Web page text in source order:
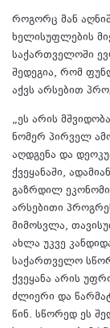
როგორც მან
ხელისუფლების
საქართველოში
შედეგია, რომ
აქვს არსებით
„ეს არის
ნომერ პირველ
აღდგენა და
ქვეყანაში,
გაზრდილ
არსებითი
მიმოსვლა,
ახლა უკვე
საქართველო
ქვეყანა არის
ძლიერი და
წინ. სწორედ ეს